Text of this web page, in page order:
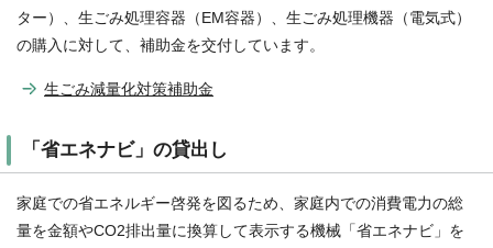
ター）、生ごみ処理容器（EM容器）、生ごみ処理機器（電気式）
の購入に対して、補助金を交付しています。
生ごみ減量化対策補助金
「省エネナビ」の貸出し
家庭での省エネルギー啓発を図るため、家庭内での消費電力の総
量を金額やCO2排出量に換算して表示する機械「省エネナビ」を